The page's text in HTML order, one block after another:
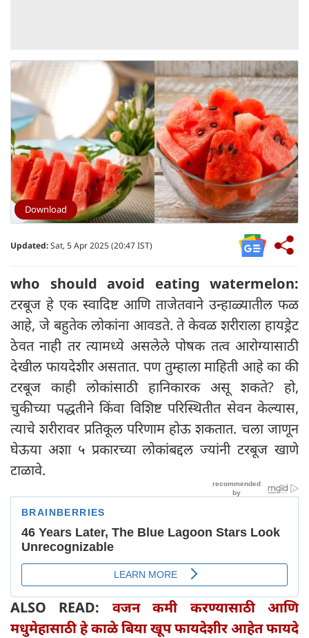
Download
Updated:Sat, 5 Apr 2025 (20:47 IST)
who should avoid eating watermelon:
टरबूज हे एक स्वादिष्ट आणि ताजेतवाने उन्हाळ्यातील फळ
आहे, जे बहुतेक लोकांना आवडते. ते केवळ शरीराला हायड्रेट
ठेवत नाही तर त्यामध्ये असलेले पोषक तत्व आरोग्यासाठी
देखील फायदेशीर असतात. पण तुम्हाला माहिती आहे का की
टरबूज काही लोकांसाठी हानिकारक असू शकते? हो,
चुकीच्या पद्धतीने किंवा विशिष्ट परिस्थितीत सेवन केल्यास,
त्याचे शरीरावर प्रतिकूल परिणाम होऊ शकतात. चला जाणून
घेऊया अशा ५ प्रकारच्या लोकांबद्दल ज्यांनी टरबूज खाणे
टाळावे.
ALSO READ: वजन कमी करण्यासाठी आणि
मधुमेहासाठी हे काळे बिया खूप फायदेशीर आहेत फायदे